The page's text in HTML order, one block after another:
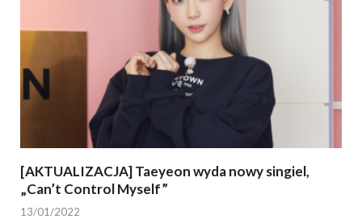
[AKTUALIZACJA] Taeyeon wyda nowy singiel,
„Can’t Control Myself”
13/01/2022